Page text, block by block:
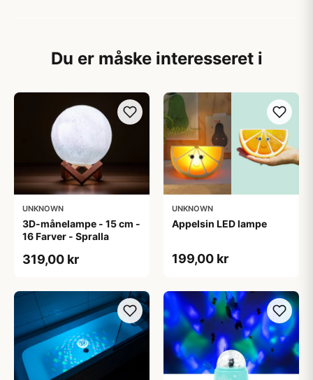
Du er måske interesseret i
UNKNOWN
3D-månelampe - 15 cm -
16 Farver - Spralla
319,00 kr
UNKNOWN
Appelsin LED lampe
199,00 kr